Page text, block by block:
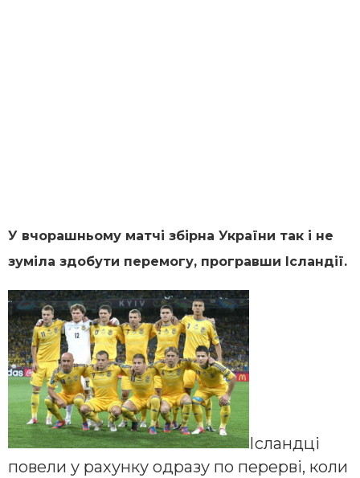
У вчорашньому матчі збірна України так і не
зуміла здобути перемогу, програвши Ісландії.
Ісландці
повели у рахунку одразу по перерві, коли